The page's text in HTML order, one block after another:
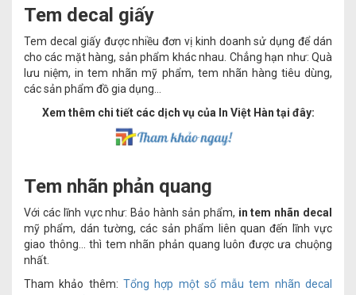
Tem decal giấy
Tem decal giấy được nhiều đơn vị kinh doanh sử dụng để dán
cho các mặt hàng, sản phẩm khác nhau. Chẳng hạn như: Quà
lưu niệm, in tem nhãn mỹ phẩm, tem nhãn hàng tiêu dùng,
các sản phẩm đồ gia dụng…
Xem thêm chi tiết các dịch vụ của In Việt Hàn tại đây:
Tem nhãn phản quang
Với các lĩnh vực như: Bảo hành sản phẩm, in tem nhãn decal
mỹ phẩm, dán tường, các sản phẩm liên quan đến lĩnh vực
giao thông… thì tem nhãn phản quang luôn được ưa chuộng
nhất.
Tham khảo thêm: Tổng hợp một số mẫu tem nhãn decal